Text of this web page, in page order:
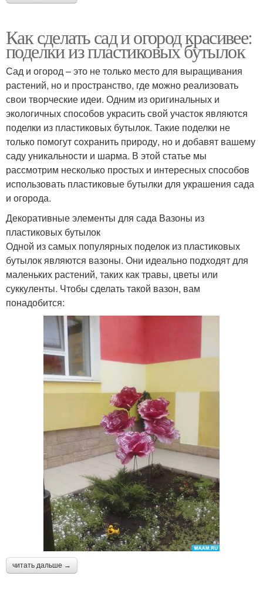
Как сделать сад и огород красивее:
поделки из пластиковых бутылок
Сад и огород – это не только место для выращивания
растений, но и пространство, где можно реализовать
свои творческие идеи. Одним из оригинальных и
экологичных способов украсить свой участок являются
поделки из пластиковых бутылок. Такие поделки не
только помогут сохранить природу, но и добавят вашему
саду уникальности и шарма. В этой статье мы
рассмотрим несколько простых и интересных способов
использовать пластиковые бутылки для украшения сада
и огорода.
Декоративные элементы для сада Вазоны из
пластиковых бутылок
Одной из самых популярных поделок из пластиковых
бутылок являются вазоны. Они идеально подходят для
маленьких растений, таких как травы, цветы или
суккуленты. Чтобы сделать такой вазон, вам
понадобится:
читать дальше →